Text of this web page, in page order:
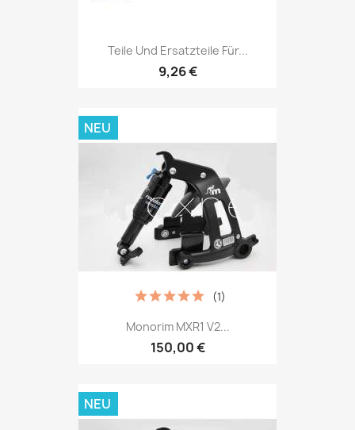
Teile Und Ersatzteile Für...
9,26 €
Monorim MXR1 V2...
150,00 €
(1)
NEU
NEU